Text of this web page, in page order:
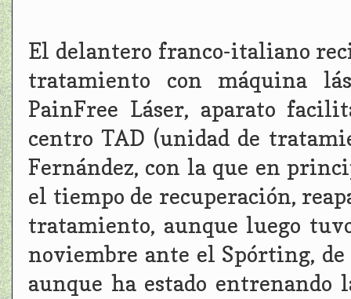
El delantero franco-italiano
tratamiento con máquina
PainFree Láser, aparato
centro TAD (unidad de
Fernández, con la que en
el tiempo de recuperación,
tratamiento, aunque luego
noviembre ante el Spórting, de
aunque ha estado entrenando